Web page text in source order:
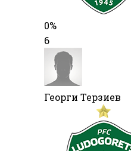
0%
6
Георги Терзиев